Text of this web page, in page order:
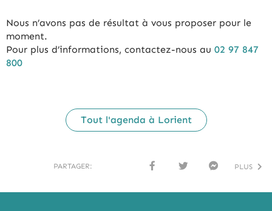
Nous n’avons pas de résultat à vous proposer pour le
moment.
Pour plus d’informations, contactez-nous au 02 97 847
800
Tout l'agenda à Lorient
PARTAGER:
BOO
TTER
ENG
PLUS